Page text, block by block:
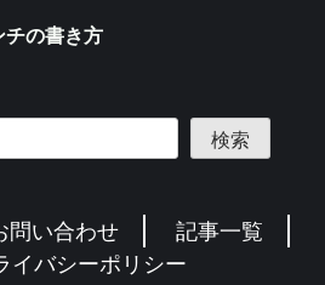
の書き方
検索
問い合わせ
記事一覧
イバシーポリシー